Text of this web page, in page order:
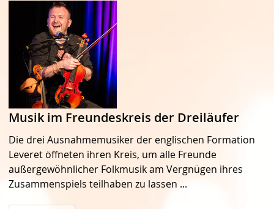
Musik im Freundeskreis der Dreiläufer
Die drei Ausnahmemusiker der englischen Formation
Leveret öffneten ihren Kreis, um alle Freunde
außergewöhnlicher Folkmusik am Vergnügen ihres
Zusammenspiels teilhaben zu lassen ...